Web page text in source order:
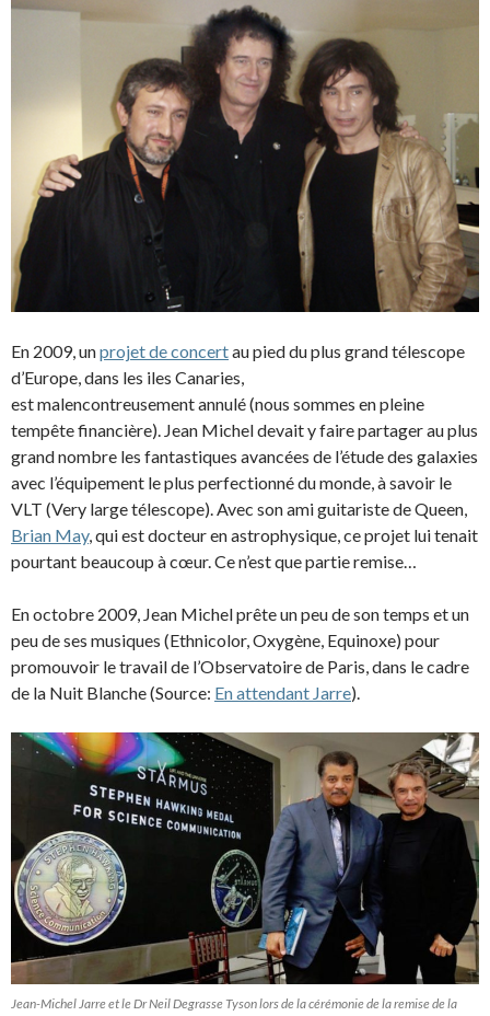
En 2009, unprojet de concertau pied du plus grand télescope
d’Europe, dans les iles Canaries,
est malencontreusement annulé (nous sommes en pleine
tempête financière). Jean Michel devait y faire partager au plus
grand nombre les fantastiques avancées de l’étude des galaxies
avec l’équipement le plus perfectionné du monde, à savoir le
VLT (Very large télescope). Avec son ami guitariste de Queen,
Brian May, qui est docteur en astrophysique, ce projet lui tenait
pourtant beaucoup à cœur. Ce n’est que partie remise…
En octobre 2009, Jean Michel prête un peu de son temps et un
peu de ses musiques (Ethnicolor, Oxygène, Equinoxe) pour
promouvoir le travail de l’Observatoire de Paris, dans le cadre
de la Nuit Blanche (Source: En attendant Jarre).
Jean-Michel Jarre et le Dr Neil Degrasse Tyson lors de la cérémonie de la remise de la